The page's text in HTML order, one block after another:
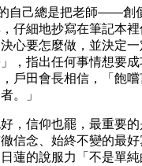
己總是把老師——創
細地抄寫在筆記本裡
心要怎麼做，並決定
，指出任何事情想要
戶田會長相信，「飽
。」
信仰也罷，最重要的
信念、始終不變的最
蓮的說服力「不是單